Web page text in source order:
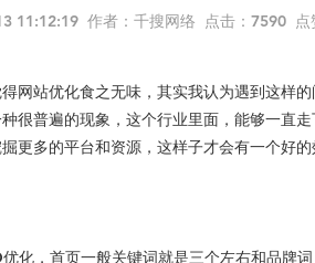
11:12:19 作者：千搜网络 点击：7590 点
网站优化食之无味，其实我认为遇到这样
很普遍的现象，这个行业里面，能够一直
更多的平台和资源，这样子才会有一个好的
化，首页一般关键词就是三个左右和品牌